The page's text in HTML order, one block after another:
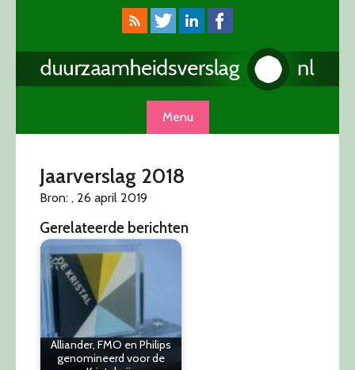
Menu
Jaarverslag 2018
Bron: , 26 april 2019
Gerelateerde berichten
Alliander, FMO en Philips
genomineerd voor de